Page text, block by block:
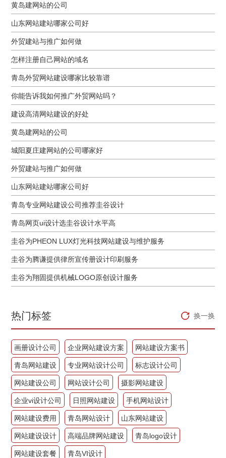
黄岛建网站的公司
山东网站建站哪家公司好
外贸建站与推广如何做
怎样注册自己网站的域名
青岛外贸网站建设哪家比较靠谱
你能告诉我如何推广外贸网站吗？
建设高清网站建设的好处
黄岛建网站的公司
城阳夏庄建网站的公司哪家好
外贸建站与推广如何做
山东网站建站哪家公司好
青岛专业网站建设公司推荐圭谷设计
青岛网页ui设计选圭谷设计水平高
圭谷为PHEON LUX灯光科技网站建设与维护服务
圭谷为腾谦提供律所宣传册设计印刷服务
圭谷为翔固提供机械LOGO原创设计服务
热门标签 换一换
画册设计公司 企业网站建设方案 网站建设方案书
青岛网站建设 专业网站设计公司 标志设计公司
网站建设公司 网站设计公司 摄影网站建设
企业vi设计公司 日照网站建设 手机网站设计
网站建设费用 青岛网站设计 山东网站建设
网站建设设计 高端品牌网站建设 青岛logo设计
网站建设套餐 青岛VI设计